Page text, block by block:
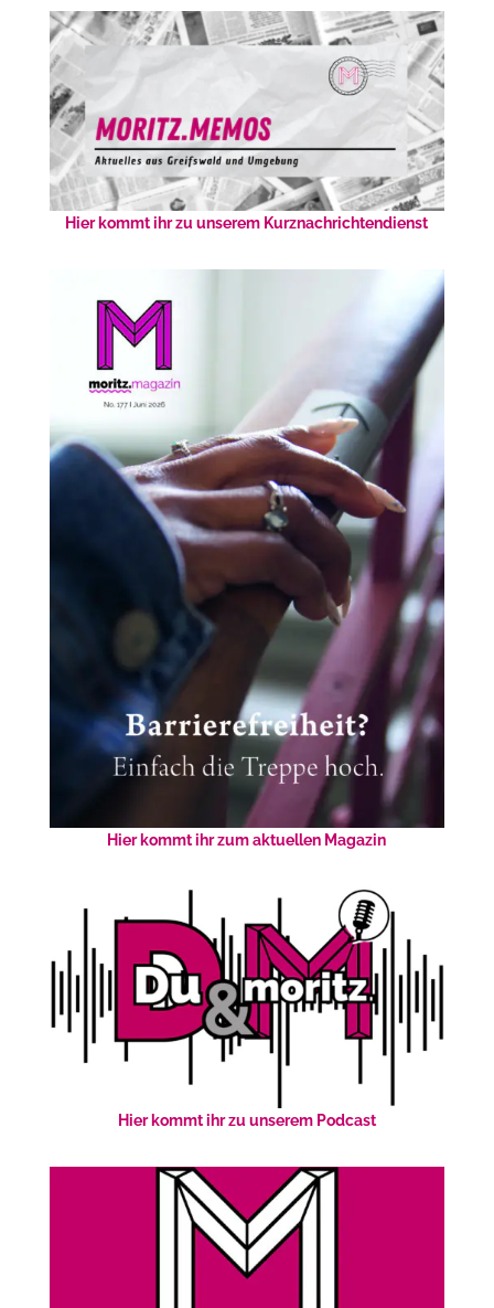
Hier kommt ihr zu unserem Kurznachrichtendienst
Hier kommt ihr zum aktuellen Magazin
Hier kommt ihr zu unserem Podcast